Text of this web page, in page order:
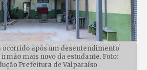
ocorrido após um desentendimento
mais novo da estudante. Foto:
Prefeitura de Valparaíso